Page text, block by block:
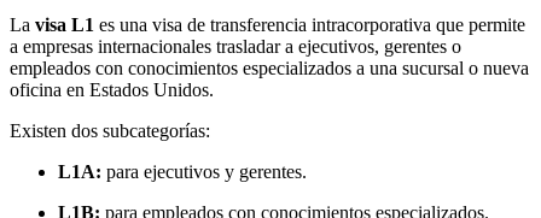
La visa L1 es una visa de transferencia intracorporativa que permite
a empresas internacionales trasladar a ejecutivos, gerentes o
empleados con conocimientos especializados a una sucursal o nueva
oficina en Estados Unidos.
Existen dos subcategorías:
L1A: para ejecutivos y gerentes.
L1B: para empleados con conocimientos especializados.